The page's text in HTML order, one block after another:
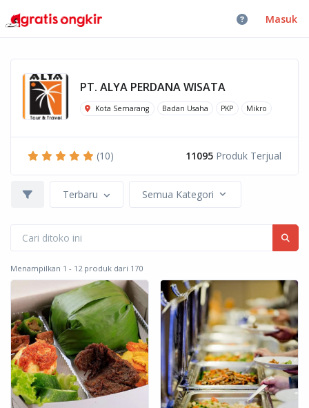
Masuk
PT. ALYA PERDANA WISATA
Kota Semarang Badan Usaha PKP Mikro
(10) 11095 Produk Terjual
Terbaru Semua Kategori
Menampilkan 1 - 12 produk dari 170